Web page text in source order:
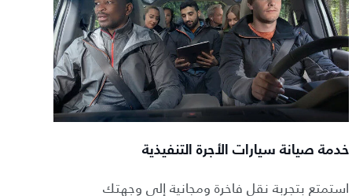
خدمة صيانة سيارات الأجرة التنفيذية
استمتع بتجربة نقل فاخرة ومجانية إلى وجهتك